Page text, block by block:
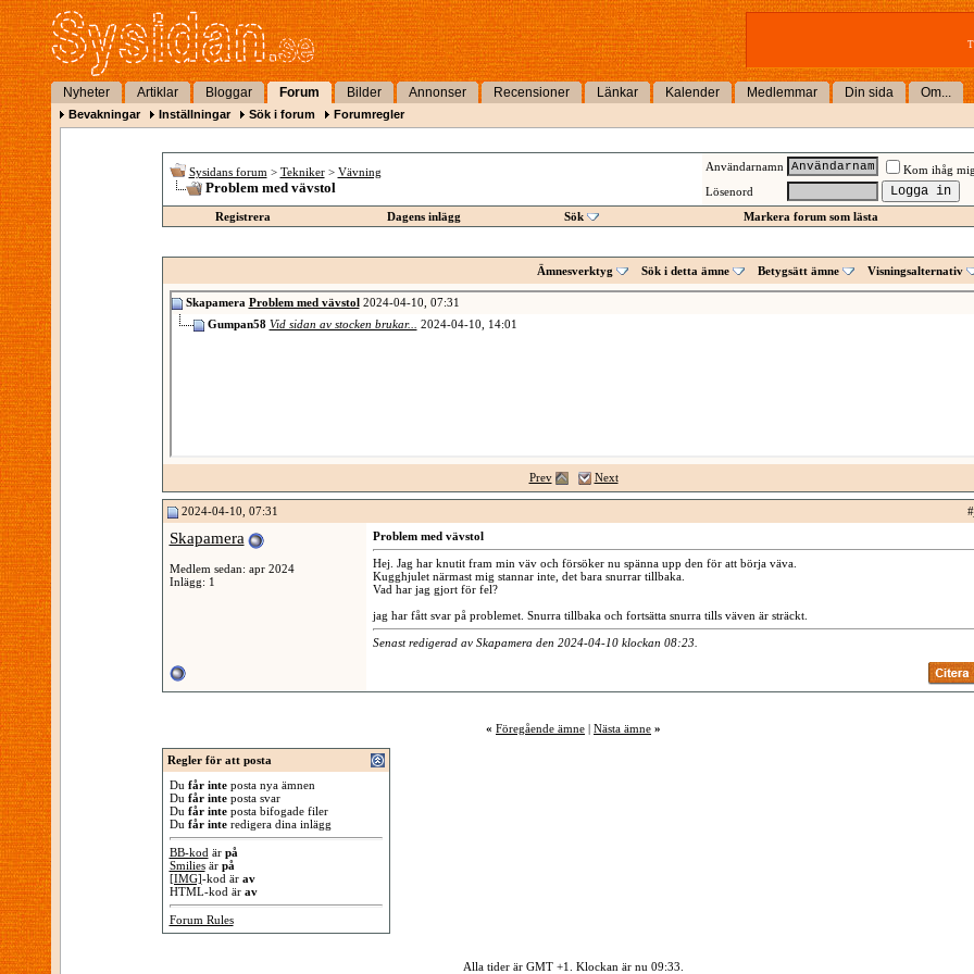
Nyheter Artiklar Bloggar Forum Bilder Annonser Recensioner Länkar Kalender Medlemmar Din sida Om...
Bevakningar Inställningar Sök i forum Forumregler
Sysidans forum > Tekniker > Vävning
Problem med vävstol
Användarnamn
Kom ihåg
Lösenord
Registrera
Dagens inlägg Sök Markera forum som lästa
Ämnesverktyg Sök i detta ämne Betygsätt ämne Visningsalternativ
Skapamera Problem med vävstol2024-04-10, 07:31
Gumpan58 Vid sidan av stocken brukar... 2024-04-10, 14:01
Prev Next
2024-04-10, 07:31 #
Skapamera
Medlem sedan: apr 2024
Inlägg: 1
Problem med vävstol
Hej. Jag har knutit fram min väv och försöker nu spänna upp den för att börja väva.
Kugghjulet närmast mig stannar inte, det bara snurrar tillbaka.
Vad har jag gjort för fel?
jag har fått svar på problemet. Snurra tillbaka och fortsätta snurra tills väven är sträckt.
Senast redigerad av Skapamera den 2024-04-10 klockan 08:23
« Föregående ämne | Nästa ämne »
Regler för att posta
Du får inteposta nya ämnen
Du får inteposta svar
Du får inteposta bifogade filer
Du får interedigera dina inlägg
BB-kod är på
Smiliesär på
[IMG]-kod är av
HTML-kod är av
Forum Rules
Alla tider är GMT +1. Klockan är nu 09:33